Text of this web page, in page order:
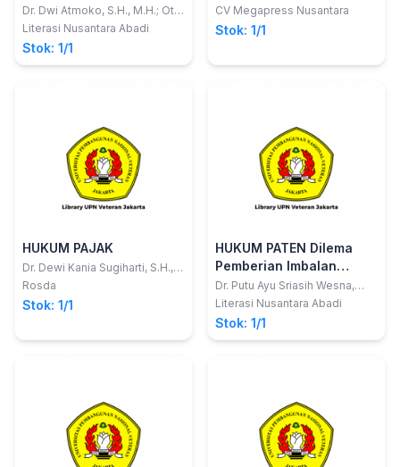
Kontrak)
Dr. Dwi Atmoko, S.H., M.H.; Otih
Handayani, S.E., S.H., M.H.
Literasi Nusantara Abadi
Stok: 1/1
CV Megapress Nusantara
Stok: 1/1
HUKUM PAJAK
Dr. Dewi Kania Sugiharti, S.H.,
M.H.; dkk
Rosda
Stok: 1/1
HUKUM PATEN Dilema
Pemberian Imbalan
Pelaksaan Paten oleh
Pemerintah dan
Pengabaian Hak
Eksklusif untuk
Dr. Putu Ayu Sriasih Wesna,
S.H., M.Kn.
Literasi Nusantara Abadi
Stok: 1/1